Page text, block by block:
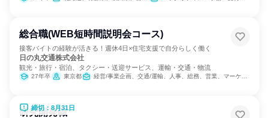
総合職(WEB短時間説明会コース)
接客バイトの経験が活きる！週休4日×住宅支援で自分らしく働く
日の丸交通株式会社
観光・旅行・宿泊、タクシー・送迎サービス、運輸・交通・物流
27年卒 東京都 経営/事業企画、交通/運輸、人事、総務、営業、マーケティング・広告・宣伝
締切：8月31日
研究開発職